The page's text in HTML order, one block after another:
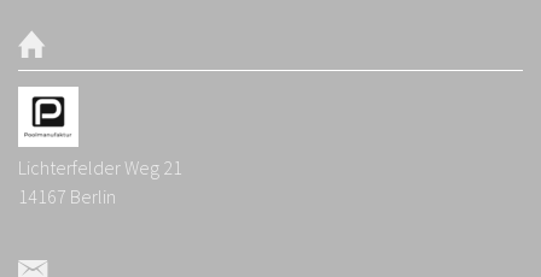
Lichterfelder Weg 21
14167 Berlin